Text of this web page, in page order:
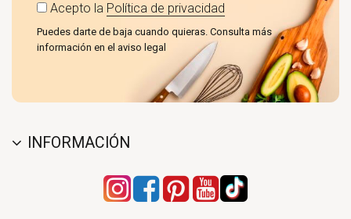
Acepto la Política de privacidad
Puedes darte de baja cuando quieras. Consulta más
información en el aviso legal
INFORMACIÓN